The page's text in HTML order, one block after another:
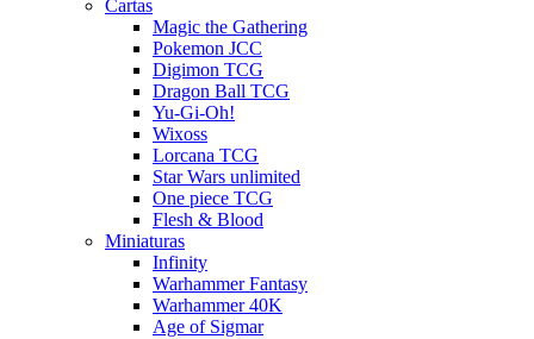
Cartas
Magic the Gathering
Pokemon JCC
Digimon TCG
Dragon Ball TCG
Yu-Gi-Oh!
Wixoss
Lorcana TCG
Star Wars unlimited
One piece TCG
Flesh & Blood
Miniaturas
Infinity
Warhammer Fantasy
Warhammer 40K
Age of Sigmar